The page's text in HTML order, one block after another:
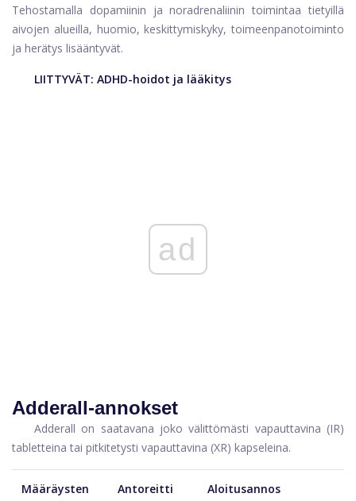
Tehostamalla dopamiinin ja noradrenaliinin toimintaa tietyillä
aivojen alueilla, huomio, keskittymiskyky, toimeenpanotoiminto
ja herätys lisääntyvät.
LIITTYVÄT: ADHD-hoidot ja lääkitys
ad
Adderall-annokset
Adderall on saatavana joko välittömästi vapauttavina (IR)
tabletteina tai pitkitetysti vapauttavina (XR) kapseleina.
Määräysten
Antoreitti Aloitusannos